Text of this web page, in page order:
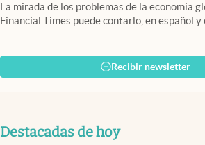
La mirada de los problemas de la economía
Financial Times puede contarlo, en español y
Recibir newsletter
Destacadas de hoy